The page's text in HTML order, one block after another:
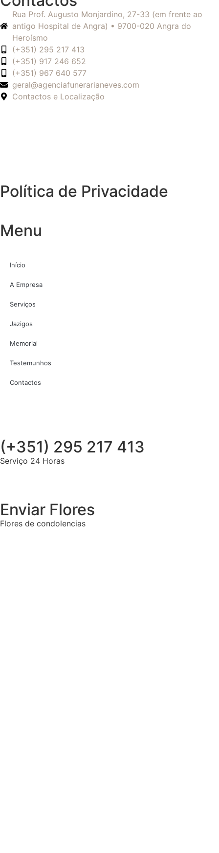
Rua Prof. Augusto Monjardino, 27-33 (em frente ao
antigo Hospital de Angra) • 9700-020 Angra do
Heroísmo
(+351) 295 217 413
(+351) 917 246 652
(+351) 967 640 577
geral@agenciafunerarianeves.com
Contactos e Localização
Política de Privacidade
Menu
Início
A Empresa
Serviços
Jazigos
Memorial
Testemunhos
Contactos
(+351) 295 217 413
Serviço 24 Horas
Enviar Flores
Flores de condolencias